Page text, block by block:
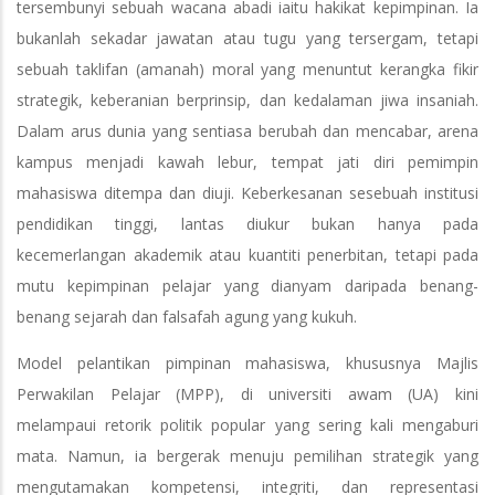
tersembunyi sebuah wacana abadi iaitu hakikat kepimpinan. Ia
bukanlah sekadar jawatan atau tugu yang tersergam, tetapi
sebuah taklifan (amanah) moral yang menuntut kerangka fikir
strategik, keberanian berprinsip, dan kedalaman jiwa insaniah.
Dalam arus dunia yang sentiasa berubah dan mencabar, arena
kampus menjadi kawah lebur, tempat jati diri pemimpin
mahasiswa ditempa dan diuji. Keberkesanan sesebuah institusi
pendidikan tinggi, lantas diukur bukan hanya pada
kecemerlangan akademik atau kuantiti penerbitan, tetapi pada
mutu kepimpinan pelajar yang dianyam daripada benang-
benang sejarah dan falsafah agung yang kukuh.
Model pelantikan pimpinan mahasiswa, khususnya Majlis
Perwakilan Pelajar (MPP), di universiti awam (UA) kini
melampaui retorik politik popular yang sering kali mengaburi
mata. Namun, ia bergerak menuju pemilihan strategik yang
mengutamakan kompetensi, integriti, dan representasi